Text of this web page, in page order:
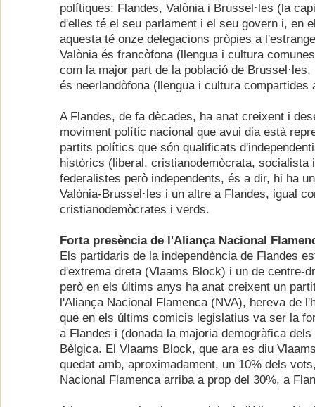
polítiques: Flandes, Valònia i Brussel·les (la
d'elles té el seu parlament i el seu govern i, en
aquesta té onze delegacions pròpies a
Valònia és francòfona (llengua i cultura
com la major part de la població de
és neerlandòfona (llengua i cultura compartides
A Flandes, de fa dècades, ha anat creixent i
moviment polític nacional que avui dia està
partits polítics que són qualificats
històrics (liberal, cristianodemòcrata, socialista
federalistes però independents, és a dir, hi ha
Valònia-Brussel·les i un altre a Flandes, igual
cristianodemòcrates i verds.
Forta presència de l'Aliança Nacional
Els partidaris de la independència de Flandes
d'extrema dreta (Vlaams Block) i un de centre-
però en els últims anys ha anat creixent un
l'Aliança Nacional Flamenca (NVA), hereva de
que en els últims comicis legislatius va ser la
a Flandes i (donada la majoria demogràfica
Bèlgica. El Vlaams Block, que ara es diu
quedat amb, aproximadament, un 10% dels
Nacional Flamenca arriba a prop del 30%, a